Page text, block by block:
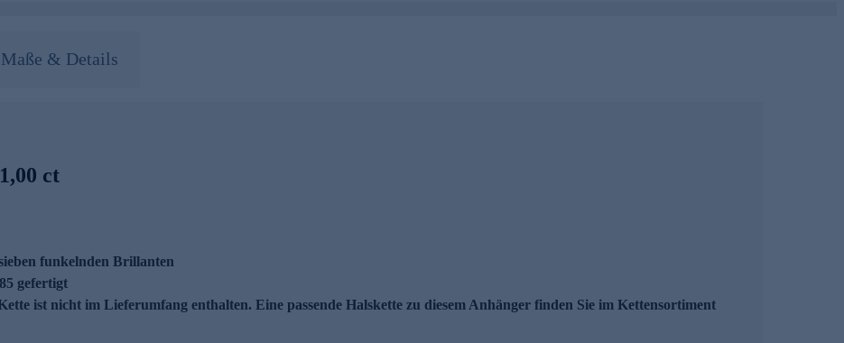
Maße & Details
ct
funkelnden Brillanten
gefertigt
ist nicht im Lieferumfang enthalten. Eine passende Halskette zu diesem Anhänger finden Sie im Kettensortiment